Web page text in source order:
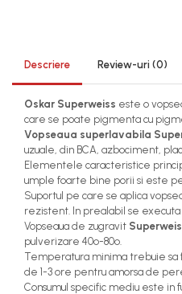
Pavele
Borduri
Dale
Blocheti
Boltari finisati
Bordura piscina
Capace de gard
Contratreapta
Descriere Review-uri (0)
Oskar Superweiss este o
care se poate pigmenta cu
Vopseaua superlavabila
uzuale, din BCA, azbociment,
Elementele caracteristice
umple foarte bine porii si este
Suportul pe care se aplica
rezistent. In prealabil se
Vopseaua de zugravit
pulverizare 40º-80º.
Temperatura minima trebuie sa
de 1-3 ore pentru amorsa de
Consumul specific mediu este in